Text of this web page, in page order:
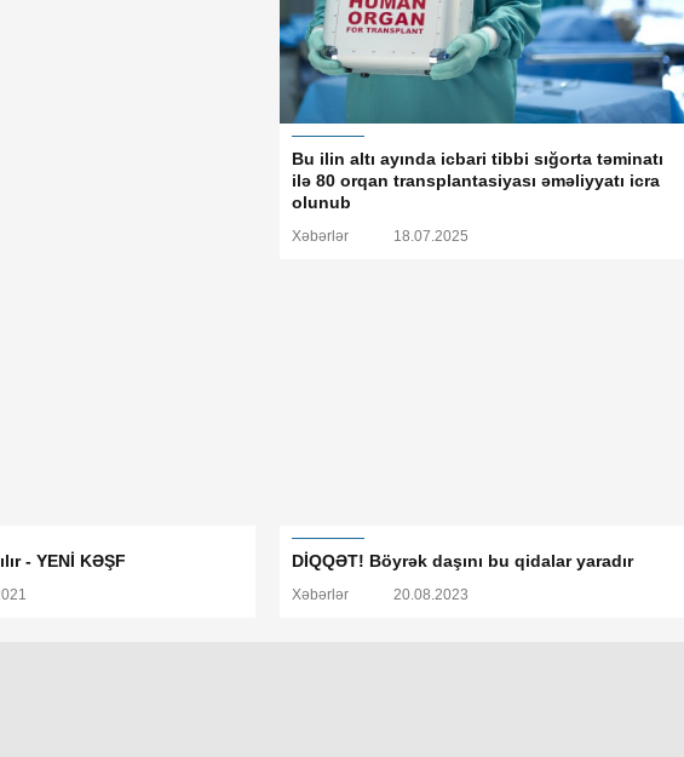
Bu ilin altı ayında icbari tibbi sığorta təminatı
ilə 80 orqan transplantasiyası əməliyyatı icra
olunub
Xəbərlər 18.07.2025
- YENİ KƏŞF DİQQƏT! Böyrək daşını bu qidalar yaradır
Xəbərlər 20.08.2023